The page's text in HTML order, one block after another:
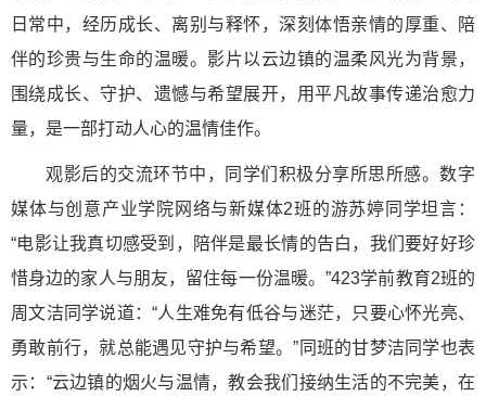
日常中，经历成长、离别与释怀，深刻体悟亲情的厚重、陪
伴的珍贵与生命的温暖。影片以云边镇的温柔风光为背景，
围绕成长、守护、遗憾与希望展开，用平凡故事传递治愈力
量，是一部打动人心的温情佳作。
观影后的交流环节中，同学们积极分享所思所感。数字
媒体与创意产业学院网络与新媒体2班的游苏婷同学坦言：
“电影让我真切感受到，陪伴是最长情的告白，我们要好好珍
惜身边的家人与朋友，留住每一份温暖。”423学前教育2班的
周文洁同学说道：“人生难免有低谷与迷茫，只要心怀光亮、
勇敢前行，就总能遇见守护与希望。”同班的甘梦洁同学也表
示：“云边镇的烟火与温情，教会我们接纳生活的不完美，在